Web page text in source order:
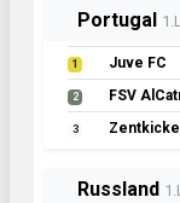
Portugal
1 Juve FC
2 FSV
3
Russland